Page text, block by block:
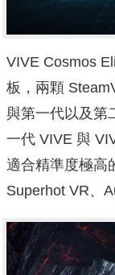
VIVE Cosmos
板，兩顆
與第一代以及第
一代 VIVE 與
適合精準度極高
Superhot VR、